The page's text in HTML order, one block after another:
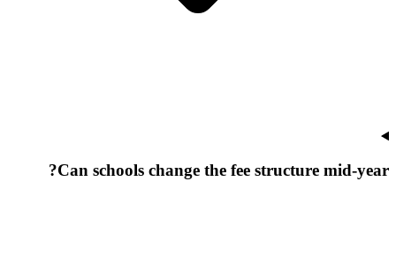
Can schools change the fee structure mid-year?